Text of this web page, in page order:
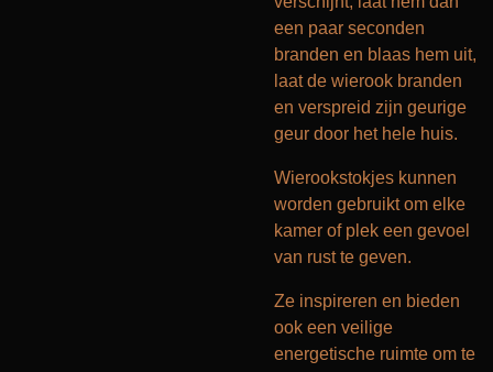
een paar seconden
branden en blaas hem uit,
laat de wierook branden
en verspreid zijn geurige
geur door het hele huis.
Wierookstokjes kunnen
worden gebruikt om elke
kamer of plek een gevoel
van rust te geven.
Ze inspireren en bieden
ook een veilige
energetische ruimte om te